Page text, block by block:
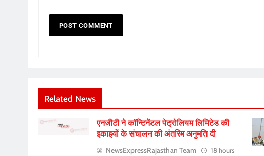
Related News
एनजीटी ने कॉन्टिनेंटल पेट्रोलियम लिमिटेड की
इकाइयों के संचालन की अंतरिम अनुमति दी
NewsExpressRajasthan Team
18 hours